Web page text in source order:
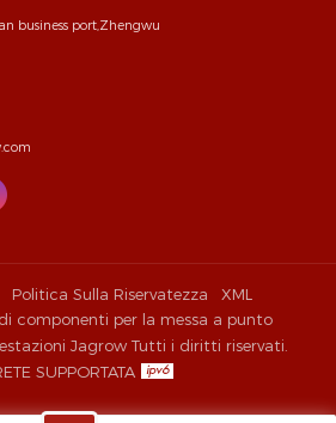
business port,Zhengwu
Politica Sulla Riservatezza
XML
componenti per la messa a punto
Jagrow Tutti i diritti riservati.
SUPPORTATA